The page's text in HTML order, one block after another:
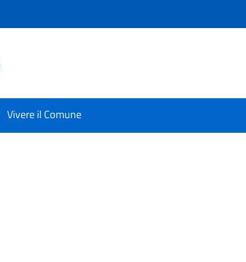
Vivere il Comune